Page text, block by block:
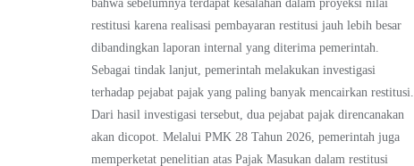
bahwa sebelumnya terdapat kesalahan dalam proyeksi nilai
restitusi karena realisasi pembayaran restitusi jauh lebih besar
dibandingkan laporan internal yang diterima pemerintah.
Sebagai tindak lanjut, pemerintah melakukan investigasi
terhadap pejabat pajak yang paling banyak mencairkan restitusi.
Dari hasil investigasi tersebut, dua pejabat pajak direncanakan
akan dicopot. Melalui PMK 28 Tahun 2026, pemerintah juga
memperketat penelitian atas Pajak Masukan dalam restitusi